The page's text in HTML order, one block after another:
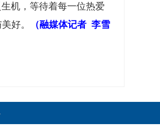
机，等待着每一位热爱
好。
（融媒体记者 李雪